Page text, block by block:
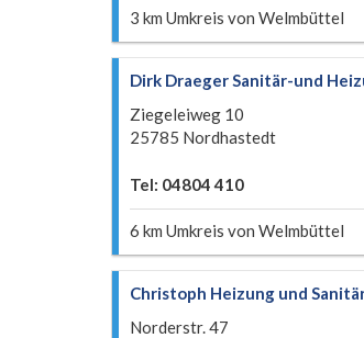
3 km Umkreis von Welmbüttel
Dirk Draeger Sanitär-und
Ziegeleiweg 10
25785 Nordhastedt
Tel: 04804 410
6 km Umkreis von Welmbüttel
Christoph Heizung und
Norderstr. 47